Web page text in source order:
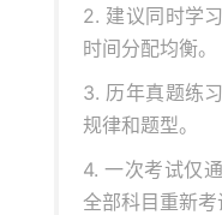
2. 建议同时学
时间分配均衡。
3. 历年真题练
规律和题型。
4. 一次考试仅
全部科目重新考